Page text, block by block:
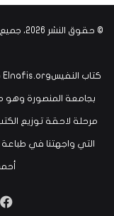
© حقوق النشر 2026، جميع الحقوق محفوظة |
بجامعة المنصورة وهو
مرحلة لاحقة توزيع
التي واجهتنا في
أحمد